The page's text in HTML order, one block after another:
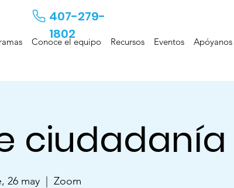
407-279-
1802
Conoce el equipo Recursos Eventos Apóyanos
ciudadanía
26 may Zoom